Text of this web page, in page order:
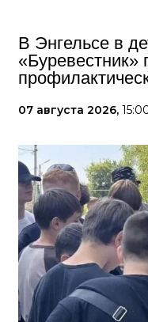
В Энгельсе в
07 августа 2026,